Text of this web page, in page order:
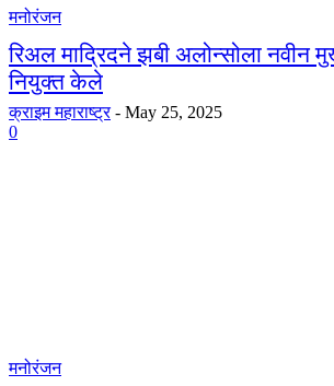
मनोरंजन
रिअल माद्रिदने झबी अलोन्सोला नवीन
नियुक्त केले
क्राइम महाराष्ट्र - May 25, 2025
0
मनोरंजन